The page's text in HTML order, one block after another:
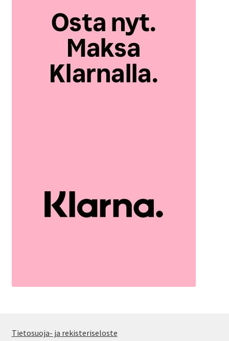
Tietosuoja- ja rekisteriseloste